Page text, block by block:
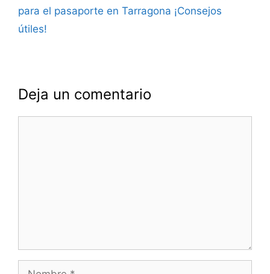
para el pasaporte en Tarragona ¡Consejos
útiles!
Deja un comentario
Nombre